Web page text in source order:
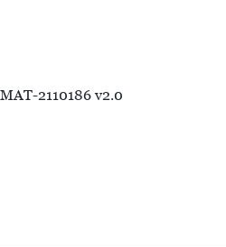
MAT-2110186 v2.0